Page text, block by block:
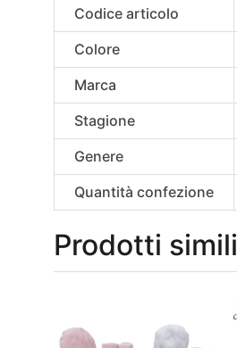
Codice articolo
Colore
Marca
Stagione
Genere
Quantità confezione
Prodotti simili